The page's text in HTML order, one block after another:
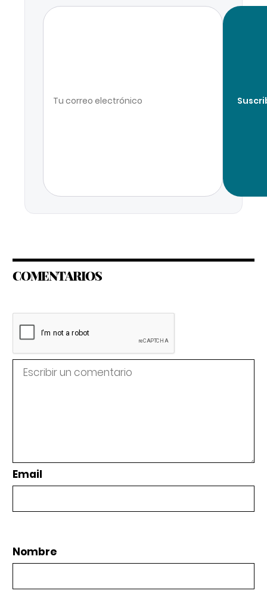
COMENTARIOS
Email
Nombre